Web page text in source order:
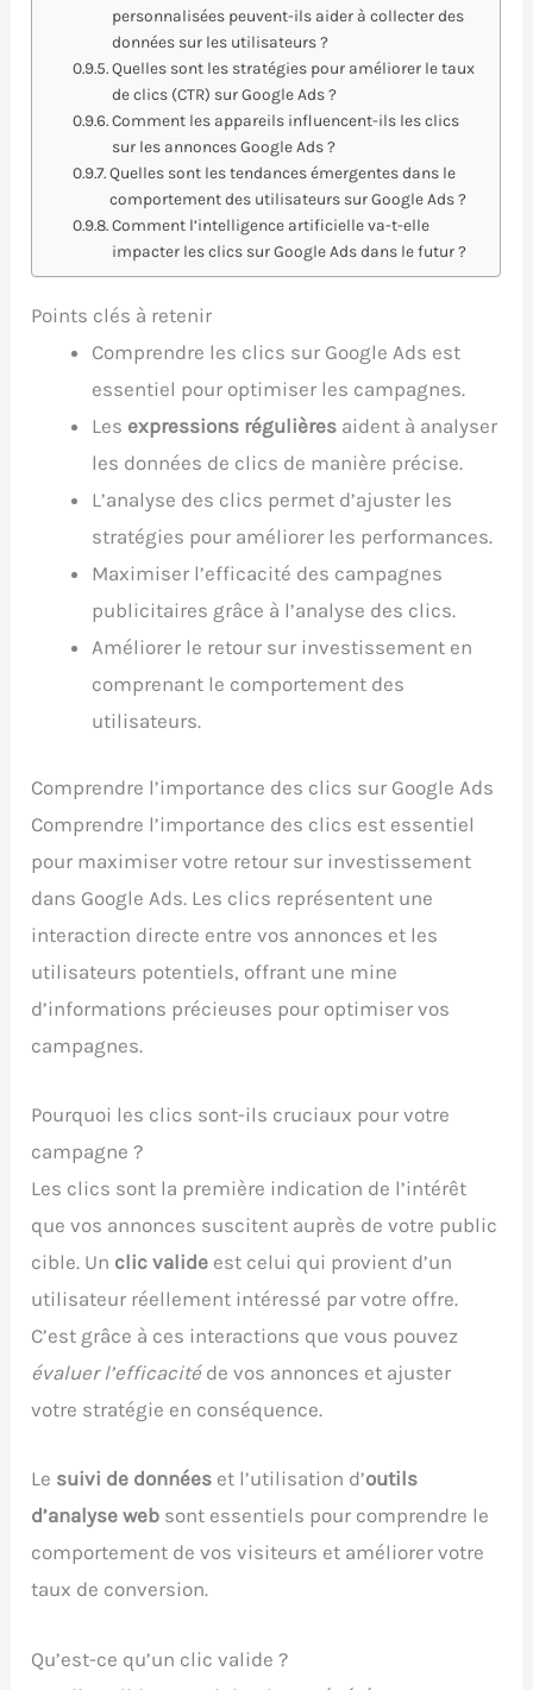
personnalisées peuvent-ils aider à collecter des
données sur les utilisateurs ?
Quelles sont les stratégies pour améliorer le taux
de clics (CTR) sur Google Ads ?
Comment les appareils influencent-ils les clics
sur les annonces Google Ads ?
Quelles sont les tendances émergentes dans le
comportement des utilisateurs sur Google Ads ?
Comment l’intelligence artificielle va-t-elle
impacter les clics sur Google Ads dans le futur ?
Points clés à retenir
Comprendre les clics sur Google Ads est
essentiel pour optimiser les campagnes.
Les expressions régulières aident à analyser
les données de clics de manière précise.
L’analyse des clics permet d’ajuster les
stratégies pour améliorer les performances.
Maximiser l’efficacité des campagnes
publicitaires grâce à l’analyse des clics.
Améliorer le retour sur investissement en
comprenant le comportement des
utilisateurs.
Comprendre l’importance des clics sur Google Ads
Comprendre l’importance des clics est essentiel
pour maximiser votre retour sur investissement
dans Google Ads. Les clics représentent une
interaction directe entre vos annonces et les
utilisateurs potentiels, offrant une mine
d’informations précieuses pour optimiser vos
campagnes.
Pourquoi les clics sont-ils cruciaux pour votre
campagne ?
Les clics sont la première indication de l’intérêt
que vos annonces suscitent auprès de votre public
cible. Un clic valide est celui qui provient d’un
utilisateur réellement intéressé par votre offre.
C’est grâce à ces interactions que vous pouvez
évaluer l’efficacitéde vos annonces et ajuster
votre stratégie en conséquence.
Le suivi de données et l’utilisation d’outils
d’analyse web sont essentiels pour comprendre le
comportement de vos visiteurs et améliorer votre
taux de conversion.
Qu’est-ce qu’un clic valide ?